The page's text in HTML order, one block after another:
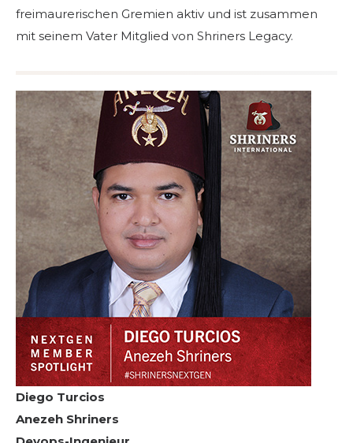
freimaurerischen Gremien aktiv und ist zusammen
mit seinem Vater Mitglied von Shriners Legacy.
Diego Turcios
Anezeh Shriners